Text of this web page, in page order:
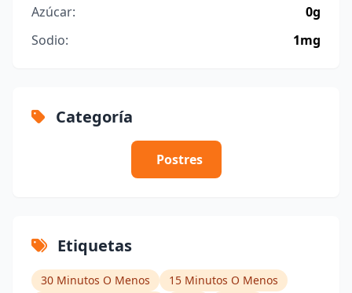
Azúcar:
0g
Sodio:
1mg
Categoría
Postres
Etiquetas
30 Minutos O Menos
15 Minutos O Menos